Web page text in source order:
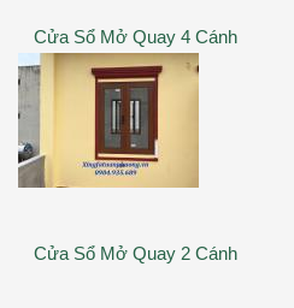
Cửa Sổ Mở Quay 4 Cánh
Cửa Sổ Mở Quay 2 Cánh